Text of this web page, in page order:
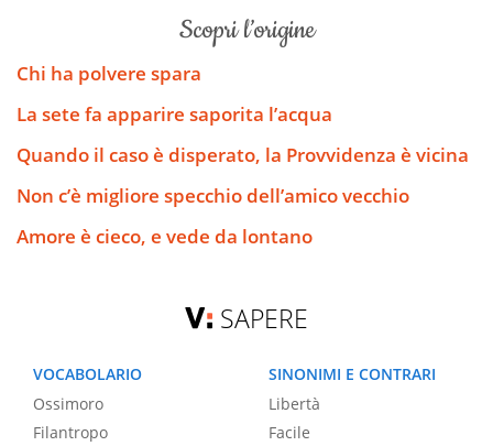
scopri l’origine
Chi ha polvere spara
La sete fa apparire saporita l’acqua
Quando il caso è disperato, la Provvidenza è vicina
Non c’è migliore specchio dell’amico vecchio
Amore è cieco, e vede da lontano
SAPERE
VOCABOLARIO
Ossimoro
Filantropo
SINONIMI E CONTRARI
Libertà
Facile